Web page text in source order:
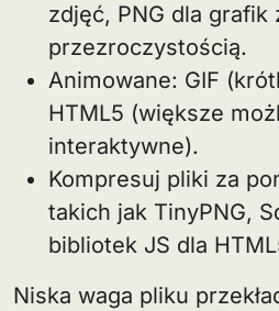
zdjęć, PNG dla grafik
przezroczystością.
Animowane: GIF
HTML5 (większe
interaktywne).
Kompresuj pliki za
takich jak TinyPNG,
bibliotek JS dla
Niska waga pliku